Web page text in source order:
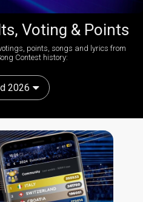
Voting & Points
points, songs and lyrics from
Contest history:
2026